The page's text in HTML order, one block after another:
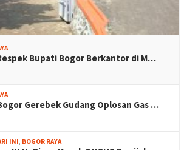
Bupati Bogor Berkantor di M…
Gerebek Gudang Oplosan Gas …
INI, BOGOR RAYA